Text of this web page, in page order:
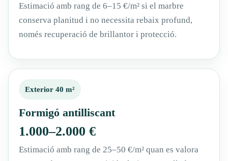
Estimació amb rang de 6–15 €/m² si el marbre
conserva planitud i no necessita rebaix profund,
només recuperació de brillantor i protecció.
Exterior 40 m²
Formigó antilliscant
1.000–2.000 €
Estimació amb rang de 25–50 €/m² quan es valora